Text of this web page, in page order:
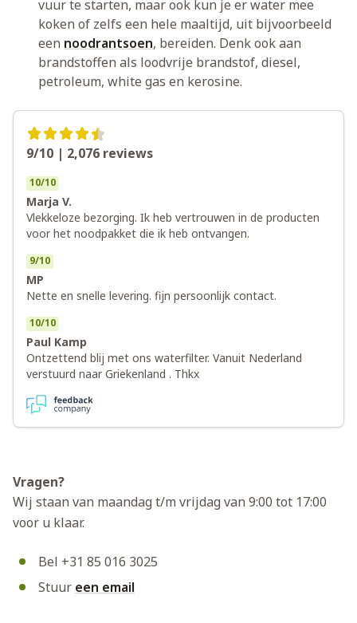
vuur te starten, maar ook kun je er water mee
koken of zelfs een hele maaltijd, uit bijvoorbeeld
een noodrantsoen, bereiden. Denk ook aan
brandstoffen als loodvrije brandstof, diesel,
petroleum, white gas en kerosine.
9/10 | 2,076 reviews
10/10
Marja V.
Vlekkeloze bezorging. Ik heb vertrouwen in de producten
voor het noodpakket die ik heb ontvangen.
9/10
MP
Nette en snelle levering. fijn persoonlijk contact.
10/10
Paul Kamp
Ontzettend blij met ons waterfilter. Vanuit Nederland
verstuurd naar Griekenland . Thkx
Vragen?
Wij staan van maandag t/m vrijdag van 9:00 tot 17:00
voor u klaar.
Bel +31 85 016 3025
Stuur een email